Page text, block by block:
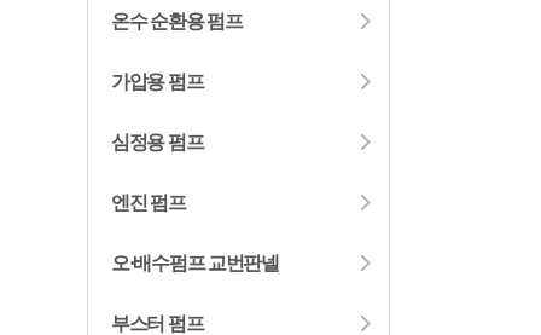
온수 순환용 펌프
가압용 펌프
심정용 펌프
엔진 펌프
오·배수펌프 교번판넬
부스터 펌프